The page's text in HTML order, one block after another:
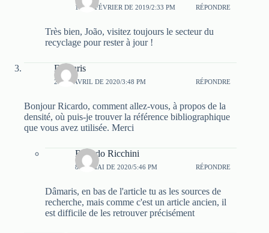
16 DE FÉVRIER DE 2019/2:33 PM RÉPONDRE
Très bien, João, visitez toujours le secteur du
recyclage pour rester à jour !
Damaris
29 DE AVRIL DE 2020/3:48 PM RÉPONDRE
Bonjour Ricardo, comment allez-vous, à propos de la
densité, où puis-je trouver la référence bibliographique
que vous avez utilisée. Merci
Ricardo Ricchini
8 DE MAI DE 2020/5:46 PM RÉPONDRE
Dâmaris, en bas de l'article tu as les sources de
recherche, mais comme c'est un article ancien, il
est difficile de les retrouver précisément